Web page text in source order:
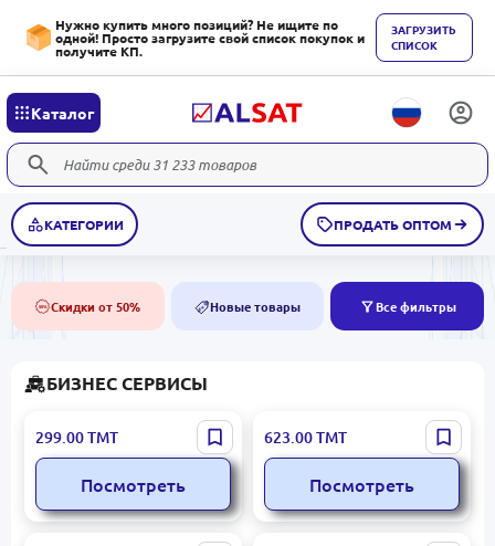
Нужно купить много позиций? Не ищите по
одной! Просто загрузите свой список покупок и
получите КП.
ЗАГРУЗИТЬ
СПИСОК
Каталог
КАТЕГОРИИ ПРОДАТЬ ОПТОМ
50% Скидки от 50% NEW Новые товары Все фильтры
БИЗНЕС СЕРВИСЫ
Elevenlabs
299.00ТМТ
Посмотреть
Microsoft
623.00ТМТ
Посмотреть